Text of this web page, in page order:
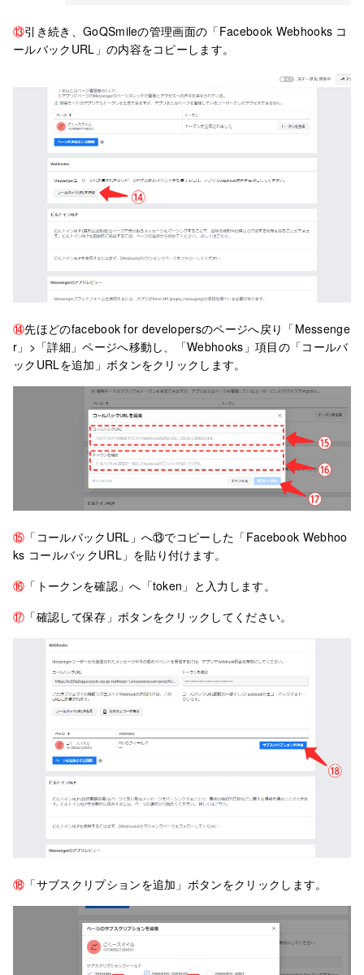
⑬引き続き、GoQSmileの管理画面の「Facebook Webhooks コ
ールバックURL」の内容をコピーします。
⑭先ほどのfacebook for developersのページへ戻り「Messenge
r」>「詳細」ページへ移動し、「Webhooks」項目の「コールバ
ックURLを追加」ボタンをクリックします。
⑮ 「コールバックURL」へ⑬でコピーした「Facebook Webhoo
ks コールバックURL」を貼り付けます。
⑯ 「トークンを確認」へ「token」と入力します。
⑰ 「確認して保存」ボタンをクリックしてください。
⑱ 「サブスクリプションを追加」ボタンをクリックします。